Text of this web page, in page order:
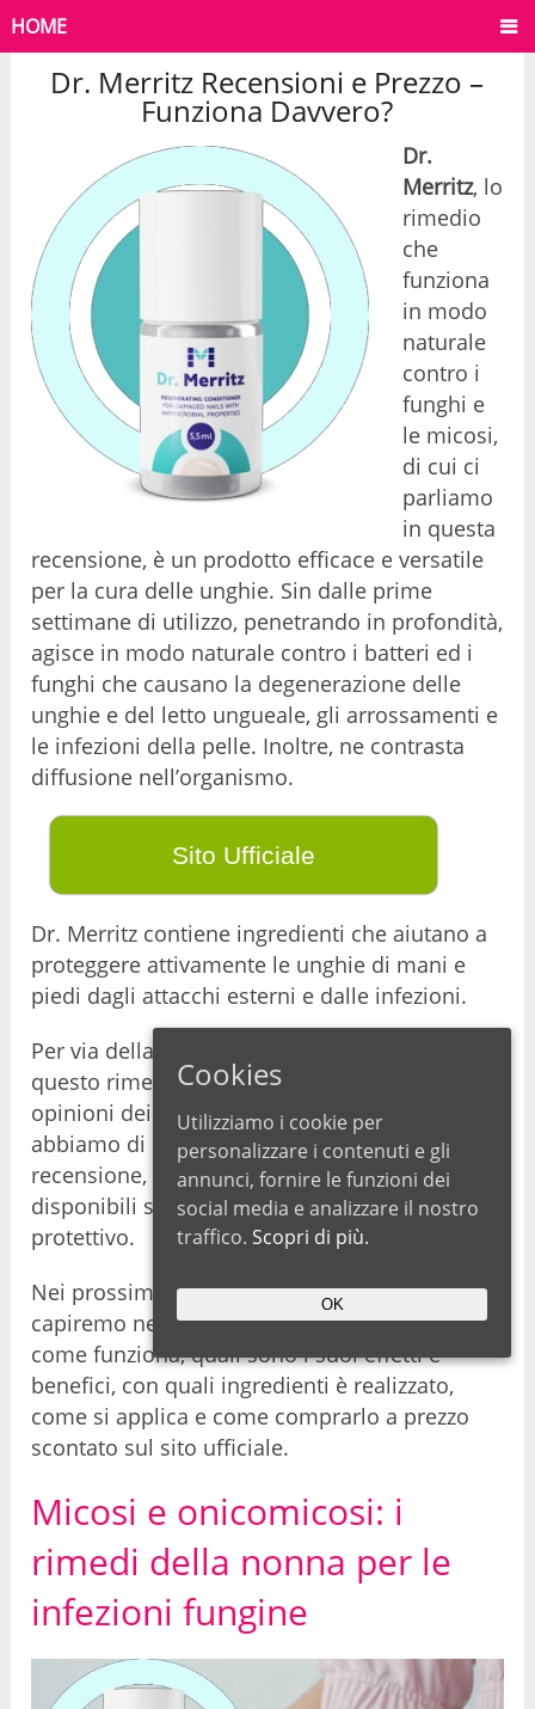
HOME
Dr. Merritz Recensioni e Prezzo –
Funziona Davvero?
Dr.
Merritz, lo
rimedio
che
funziona
in modo
naturale
contro i
funghi e
le micosi,
di cui ci
parliamo
in questa
recensione, è un prodotto efficace e versatile
per la cura delle unghie. Sin dalle prime
settimane di utilizzo, penetrando in profondità,
agisce in modo naturale contro i batteri ed i
funghi che causano la degenerazione delle
unghie e del letto ungueale, gli arrossamenti e
le infezioni della pelle. Inoltre, ne contrasta
diffusione nell’organismo.
Sito Ufficiale
Dr. Merritz contiene ingredienti che aiutano a
proteggere attivamente le unghie di mani e
piedi dagli attacchi esterni e dalle infezioni.
Per via della sempre maggiore popolarità di
questo rimedio, nelle recensioni e nelle
opinioni dei forum online in Italia e all’estero,
abbiamo di scrivere una approfondita
recensione, contenente tutte le informazioni
disponibili sula formulazione di questo smalto
protettivo.
Nei prossimi paragrafi di questa recensione
capiremo nel dettaglio che cosa è Dr. Merritz,
come funziona, quali sono i suoi effetti e
benefici, con quali ingredienti è realizzato,
come si applica e come comprarlo a prezzo
scontato sul sito ufficiale.
Micosi e onicomicosi: i
rimedi della nonna per le
infezioni fungine
Cookies
Utilizziamo i cookie per
personalizzare i contenuti e gli
annunci, fornire le funzioni dei
social media e analizzare il nostro
traffico. Scopri di più.
OK